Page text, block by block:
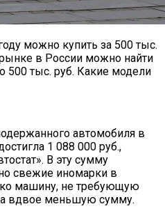
можно купить за 500 тыс.
в России можно найти
500 тыс. руб. Какие модели
автомобиля в
1 088 000 руб.,
В эту сумму
свежие иномарки в
машину, не требующую
вдвое меньшую сумму.